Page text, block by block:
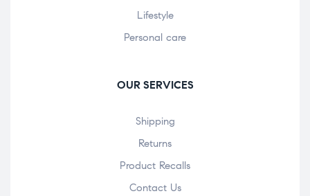
Lifestyle
Personal care
OUR SERVICES
Shipping
Returns
Product Recalls
Contact Us